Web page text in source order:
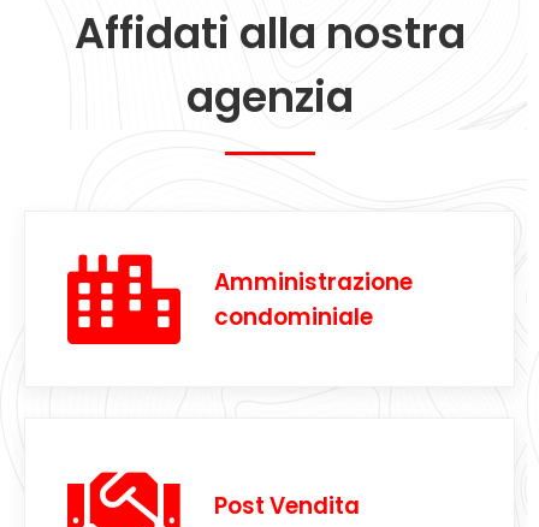
Affidati alla nostra
agenzia
Amministrazione
condominiale
Post Vendita